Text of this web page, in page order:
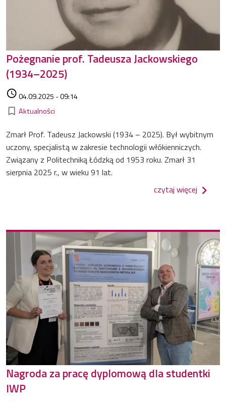
Pożegnanie prof. Tadeusza Jackowskiego
(1934–2025)
access_time04.09.2025 - 09:14
bookmark_border Kategorie
Aktualności
Zmarł Prof. Tadeusz Jackowski (1934 – 2025). Był wybitnym
uczony, specjalistą w zakresie technologii włókienniczych.
Związany z Politechniką Łódzką od 1953 roku. Zmarł 31
sierpnia 2025 r., w wieku 91 lat.
czytaj więcej o
Nagroda za pracę dyplomową dla studentki
IWP